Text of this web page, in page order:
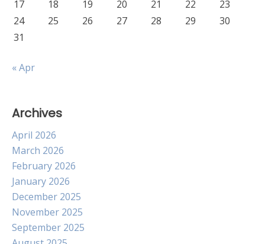
17 18 19 20 21 22
23
24
25 26 27 28 29
30
31
« Apr
Archives
April 2026
March 2026
February 2026
January 2026
December 2025
November 2025
September 2025